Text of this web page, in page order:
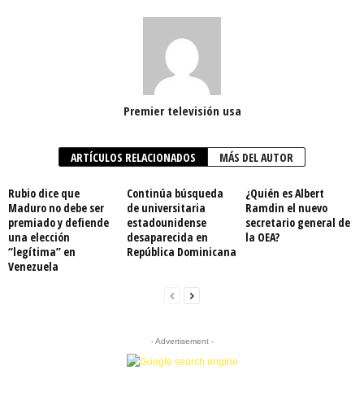
Premier televisión usa
ARTÍCULOS RELACIONADOS MÁS DEL AUTOR
Rubio dice que
Maduro no debe ser
premiado y defiende
una elección
“legítima” en
Venezuela
Continúa búsqueda
de universitaria
estadounidense
desaparecida en
República Dominicana
¿Quién es Albert
Ramdin el nuevo
secretario general de
la OEA?
- Advertisement -